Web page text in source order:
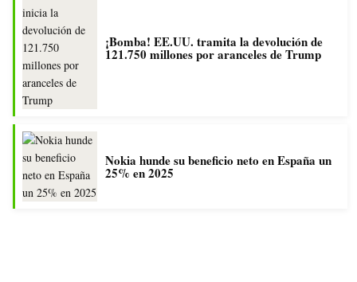
¡Bomba! EE.UU. tramita la devolución de
121.750 millones por aranceles de Trump
Nokia hunde su beneficio neto en España un
25% en 2025